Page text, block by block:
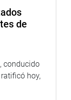
de
conducido
hoy,